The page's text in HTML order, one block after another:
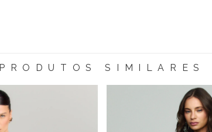
PRODUTOS SIMILARES